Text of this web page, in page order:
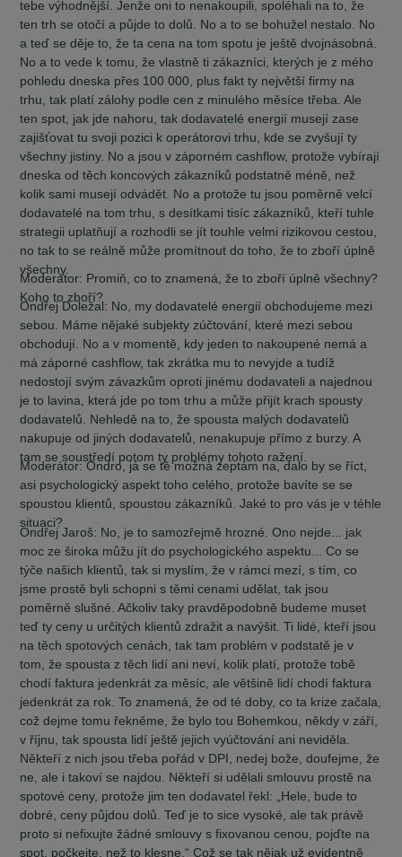
tebe výhodnější. Jenže oni to nenakoupili, spoléhali na to, že
ten trh se otočí a půjde to dolů. No a to se bohužel nestalo. No
a teď se děje to, že ta cena na tom spotu je ještě dvojnásobná.
No a to vede k tomu, že vlastně ti zákazníci, kterých je z mého
pohledu dneska přes 100 000, plus fakt ty největší firmy na
trhu, tak platí zálohy podle cen z minulého měsíce třeba. Ale
ten spot, jak jde nahoru, tak dodavatelé energií musejí zase
zajišťovat tu svoji pozici k operátorovi trhu, kde se zvyšují ty
všechny jistiny. No a jsou v záporném cashflow, protože vybírají
dneska od těch koncových zákazníků podstatně méně, než
kolik sami musejí odvádět. No a protože tu jsou poměrně velcí
dodavatelé na tom trhu, s desítkami tisíc zákazníků, kteří tuhle
strategii uplatňují a rozhodli se jít touhle velmi rizikovou cestou,
no tak to se reálně může promítnout do toho, že to zboří úplně
všechny.
Moderátor: Promiň, co to znamená, že to zboří úplně všechny?
Koho to zboří?
Ondřej Doležal: No, my dodavatelé energií obchodujeme mezi
sebou. Máme nějaké subjekty zúčtování, které mezi sebou
obchodují. No a v momentě, kdy jeden to nakoupené nemá a
má záporné cashflow, tak zkrátka mu to nevyjde a tudíž
nedostojí svým závazkům oproti jinému dodavateli a najednou
je to lavina, která jde po tom trhu a může přijít krach spousty
dodavatelů. Nehledě na to, že spousta malých dodavatelů
nakupuje od jiných dodavatelů, nenakupuje přímo z burzy. A
tam se soustředí potom ty problémy tohoto ražení.
Moderátor:Ondro, já se tě možná zeptám na, dalo by se říct,
asi psychologický aspekt toho celého, protože bavíte se se
spoustou klientů, spoustou zákazníků. Jaké to pro vás je v téhle
situaci?
Ondřej Jaroš: No, je to samozřejmě hrozné. Ono nejde... jak
moc ze široka můžu jít do psychologického aspektu... Co se
týče našich klientů, tak si myslím, že v rámci mezí, s tím, co
jsme prostě byli schopni s těmi cenami udělat, tak jsou
poměrně slušné. Ačkoliv taky pravděpodobně budeme muset
teď ty ceny u určitých klientů zdražit a navýšit. Ti lidé, kteří jsou
na těch spotových cenách, tak tam problém v podstatě je v
tom, že spousta z těch lidí ani neví, kolik platí, protože tobě
chodí faktura jedenkrát za měsíc, ale většině lidí chodí faktura
jedenkrát za rok. To znamená, že od té doby, co ta krize začala,
což dejme tomu řekněme, že bylo tou Bohemkou, někdy v září,
v říjnu, tak spousta lidí ještě jejich vyúčtování ani neviděla.
Někteří z nich jsou třeba pořád v DPI, nedej bože, doufejme, že
ne, ale i takoví se najdou. Někteří si udělali smlouvu prostě na
spotové ceny, protože jim ten dodavatel řekl: „Hele, bude to
dobré, ceny půjdou dolů. Teď je to sice vysoké, ale tak právě
proto si nefixujte žádné smlouvy s fixovanou cenou, pojďte na
spot, počkejte, než to klesne.“ Což se tak nějak už evidentně